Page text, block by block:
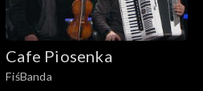
Cafe Piosenka
FiśBanda